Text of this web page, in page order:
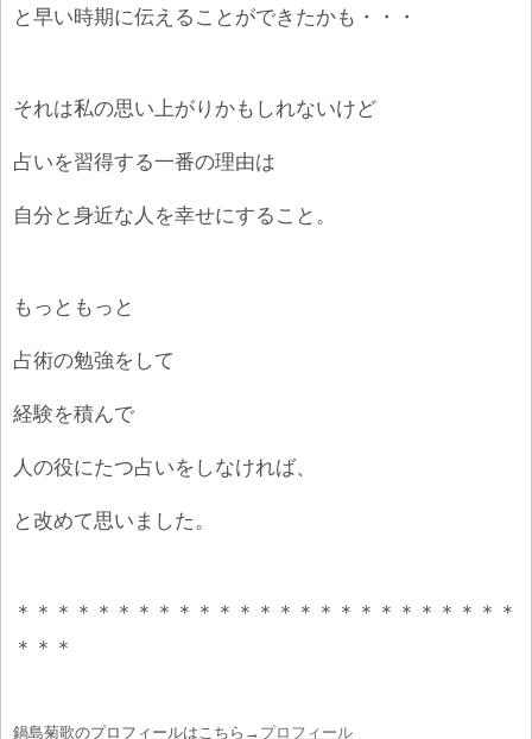
と早い時期に伝えることができたかも・・・
それは私の思い上がりかもしれないけど
占いを習得する一番の理由は
自分と身近な人を幸せにすること。
もっともっと
占術の勉強をして
経験を積んで
人の役にたつ占いをしなければ、
と改めて思いました。
＊＊＊＊＊＊＊＊＊＊＊＊＊＊＊＊＊＊＊＊＊＊＊＊＊
＊＊＊
鍋島菊歌のプロフィールはこちら→ プロフィール